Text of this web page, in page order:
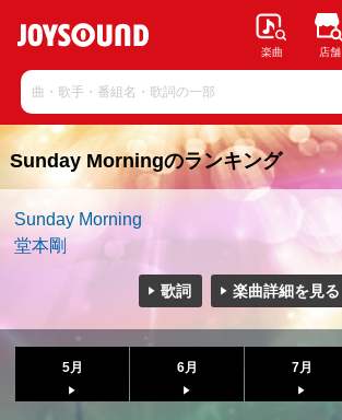
楽曲 店舗
Sunday Morningのランキング
Sunday Morning
堂本剛
歌詞 楽曲詳細を見る
5月 6月 7月